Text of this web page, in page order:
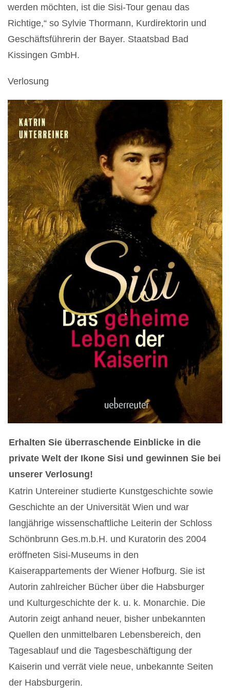
werden möchten, ist die Sisi-Tour genau das
Richtige,“ so Sylvie Thormann, Kurdirektorin und
Geschäftsführerin der Bayer. Staatsbad Bad
Kissingen GmbH.
Verlosung
Erhalten Sie überraschende Einblicke in die
private Welt der Ikone Sisi und gewinnen Sie bei
unserer Verlosung!
Katrin Untereiner studierte Kunstgeschichte sowie
Geschichte an der Universität Wien und war
langjährige wissenschaftliche Leiterin der Schloss
Schönbrunn Ges.m.b.H. und Kuratorin des 2004
eröffneten Sisi-Museums in den
Kaiserappartements der Wiener Hofburg. Sie ist
Autorin zahlreicher Bücher über die Habsburger
und Kulturgeschichte der k. u. k. Monarchie. Die
Autorin zeigt anhand neuer, bisher unbekannten
Quellen den unmittelbaren Lebensbereich, den
Tagesablauf und die Tagesbeschäftigung der
Kaiserin und verrät viele neue, unbekannte Seiten
der Habsburgerin.